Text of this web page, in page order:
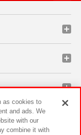
as cookies to
and ads. We
with our
combine it with